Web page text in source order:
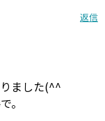
返信
ました(^^
。